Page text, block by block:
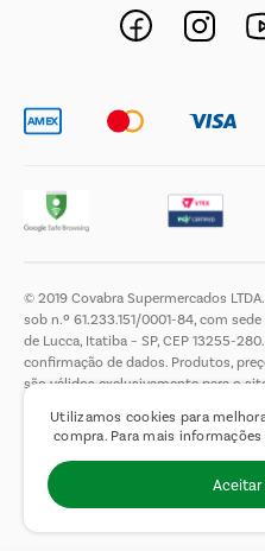
Utilizamos cookies para
compra. Para mais informações
Aceitar
Novos Fornecedores
© 2019 Covabra Supermercados
sob n.º 61.233.151/0001-84, com
de Lucca, Itatiba – SP, CEP 13255-
confirmação de dados. Produtos,
são válidos exclusivamente para o
de limitar a quantidade máxima de
vendemos no atacado. Fotos
entrega de bebidas alcoólicas a
n.° 8069/90, art. 81, inciso II